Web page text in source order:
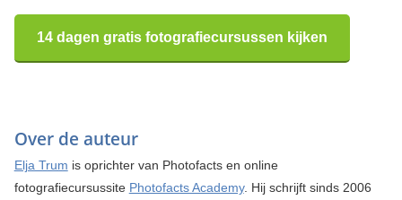
14 dagen gratis fotografiecursussen kijken
Over de auteur
Elja Trum is oprichter van Photofacts en online
fotografiecursussite Photofacts Academy. Hij schrijft sinds 2006